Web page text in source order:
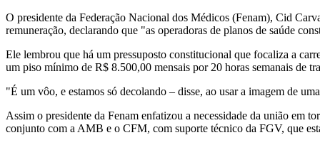
O presidente da Federação Nacional dos Médicos (Fenam), Cid
remuneração, declarando que "as operadoras de planos de saúde
Ele lembrou que há um pressuposto constitucional que focaliza a
um piso mínimo de R$ 8.500,00 mensais por 20 horas semanais de
"É um vôo, e estamos só decolando – disse, ao usar a imagem de
Assim o presidente da Fenam enfatizou a necessidade da união em
conjunto com a AMB e o CFM, com suporte técnico da FGV, que